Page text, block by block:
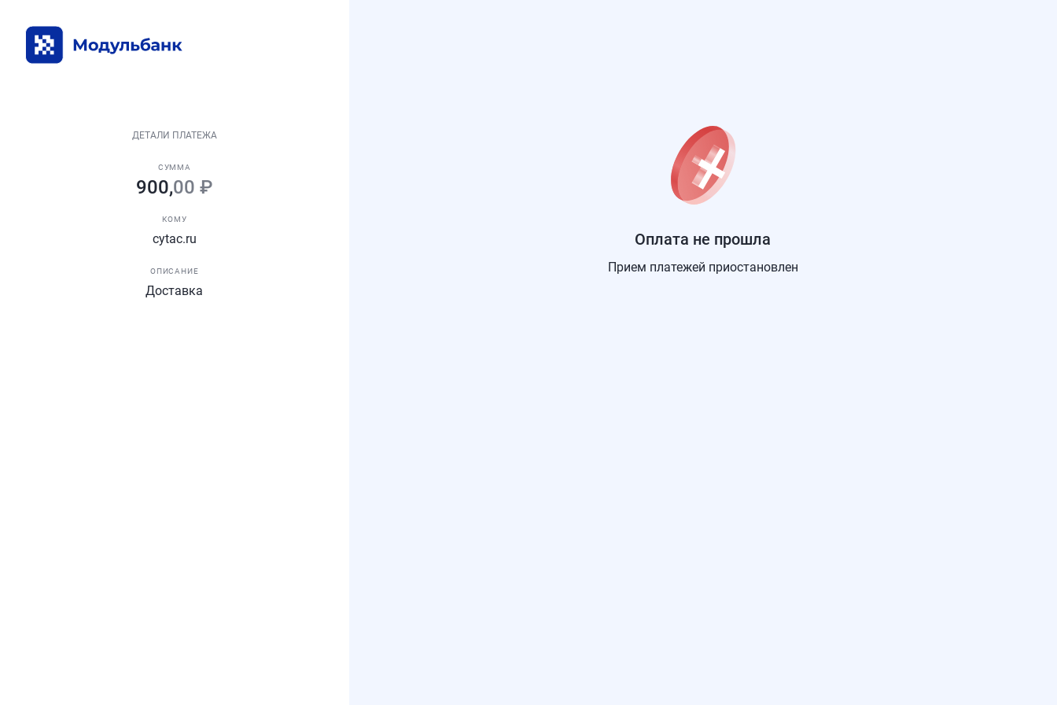
ДЕТАЛИ ПЛАТЕЖА
СУММА
900,00 ₽
КОМУ
cytac.ru
ОПИСАНИЕ
Доставка
Оплата не прошла
Прием платежей приостановлен